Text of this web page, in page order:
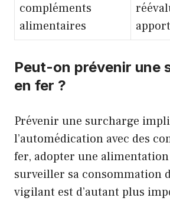
compléments
alimentaires
Peut-on prévenir une
en fer ?
Prévenir une surcharge
l’automédication avec des
fer, adopter une
surveiller sa consommation
vigilant est d’autant plus